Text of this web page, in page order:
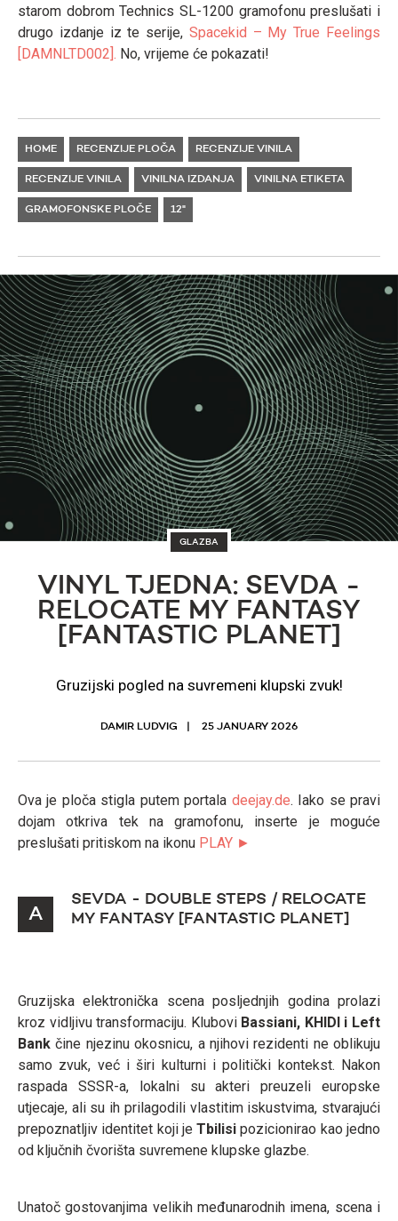
starom dobrom Technics SL-1200 gramofonu preslušati i
drugo izdanje iz te serije, Spacekid – My True Feelings
[DAMNLTD002]. No, vrijeme će pokazati!
HOME RECENZIJE PLOČA RECENZIJE VINILA
RECENZIJE VINILA VINILNA IZDANJA VINILNA ETIKETA
GRAMOFONSKE PLOČE 12"
GLAZBA
VINYL TJEDNA: SEVDA -
RELOCATE MY FANTASY
[FANTASTIC PLANET]
Gruzijski pogled na suvremeni klupski zvuk!
DAMIR LUDVIG 25 JANUARY 2026
Ova je ploča stigla putem portala deejay.de. Iako se pravi
dojam otkriva tek na gramofonu, inserte je moguće
preslušati pritiskom na ikonu PLAY ►
A
SEVDA - DOUBLE STEPS / RELOCATE
MY FANTASY [FANTASTIC PLANET]
Gruzijska elektronička scena posljednjih godina prolazi
kroz vidljivu transformaciju. Klubovi Bassiani, KHIDI i Left
Bank čine njezinu okosnicu, a njihovi rezidenti ne oblikuju
samo zvuk, već i širi kulturni i politički kontekst. Nakon
raspada SSSR-a, lokalni su akteri preuzeli europske
utjecaje, ali su ih prilagodili vlastitim iskustvima, stvarajući
prepoznatljiv identitet koji jeTbilisipozicionirao kao jedno
od ključnih čvorišta suvremene klupske glazbe.
Unatoč gostovanjima velikih međunarodnih imena, scena i